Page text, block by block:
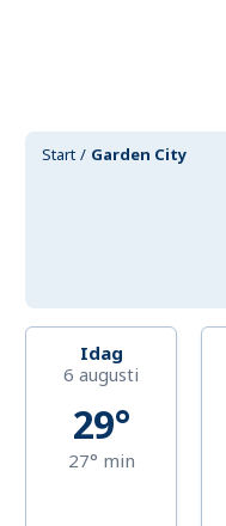
Start
Garden City
Idag
6 augusti
29°
27° min